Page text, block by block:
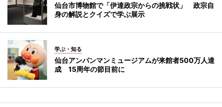
仙台市博物館で「伊達政宗からの挑戦状」 政宗自
身の解説とクイズで学ぶ展示
学ぶ・知る
仙台アンパンマンミュージアムが来館者500万人達
成 15周年の節目前に